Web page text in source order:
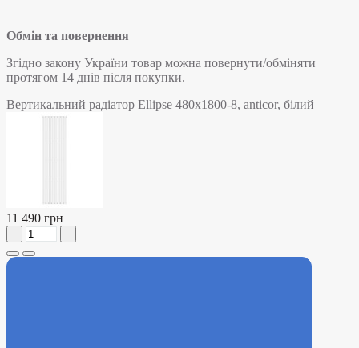
Обмін та повернення
Згідно закону України товар можна повернути/обміняти
протягом 14 днів після покупки.
Вертикальний радіатор Ellipse 480х1800-8, anticor, білий
11 490 грн